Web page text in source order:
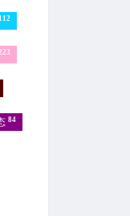
84